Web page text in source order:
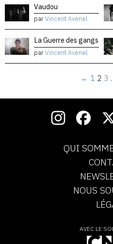
Vaudou
parVincent Avenel
La Guerre des gangs
parVincent Avenel
← 1 2 3
QUI
NOUS
AVEC LE